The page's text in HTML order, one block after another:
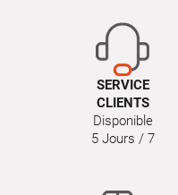
SERVICE
CLIENTS
Disponible
5 Jours / 7